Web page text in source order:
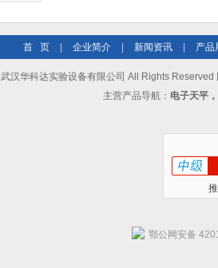
首 页 企业简介 新闻资讯 产品
武汉华科达实验设备有限公司 All Rights Reserved
主营产品导航： 电子天平
鄂公网安备